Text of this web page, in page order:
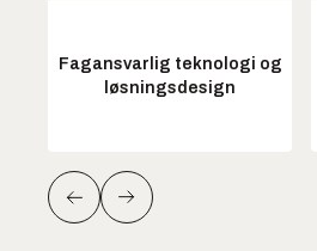
Fagansvarlig teknologi og
løsningsdesign